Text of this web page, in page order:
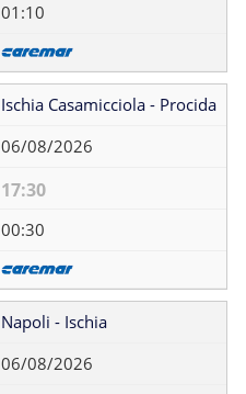
01:10
Ischia Casamicciola - Procida
06/08/2026
17:30
00:30
Napoli - Ischia
06/08/2026